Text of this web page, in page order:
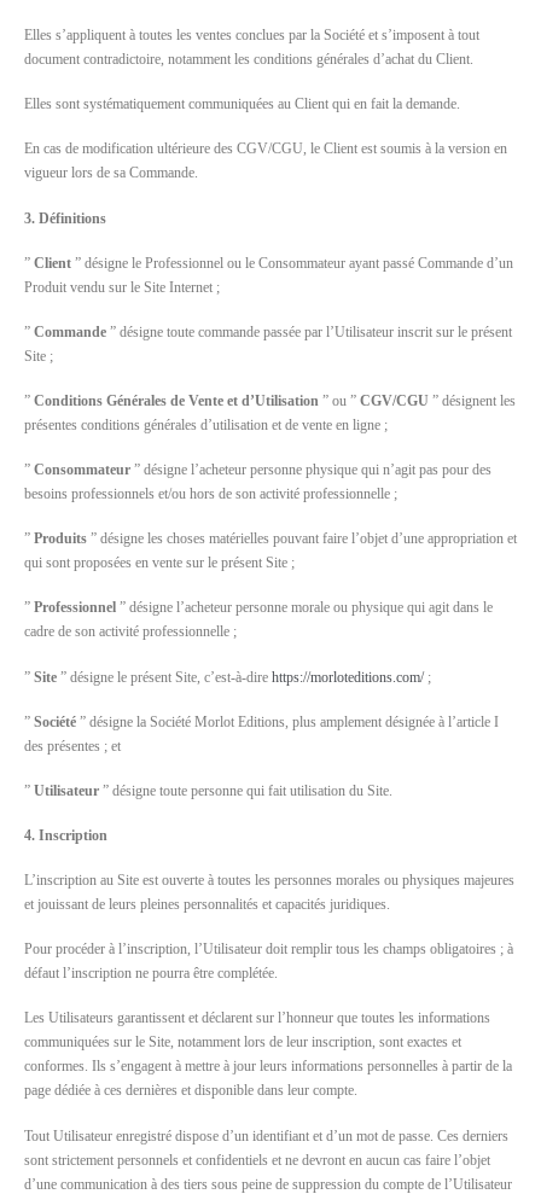
Elles s’appliquent à toutes les ventes conclues par la Société et s’imposent à tout
document contradictoire, notamment les conditions générales d’achat du Client.
Elles sont systématiquement communiquées au Client qui en fait la demande.
En cas de modification ultérieure des CGV/CGU, le Client est soumis à la version en
vigueur lors de sa Commande.
3. Définitions
” Client ” désigne le Professionnel ou le Consommateur ayant passé Commande d’un
Produit vendu sur le Site Internet ;
” Commande ” désigne toute commande passée par l’Utilisateur inscrit sur le présent
Site ;
” Conditions Générales de Vente et d’Utilisation ” ou ” CGV/CGU ” désignent les
présentes conditions générales d’utilisation et de vente en ligne ;
” Consommateur ” désigne l’acheteur personne physique qui n’agit pas pour des
besoins professionnels et/ou hors de son activité professionnelle ;
” Produits ” désigne les choses matérielles pouvant faire l’objet d’une appropriation et
qui sont proposées en vente sur le présent Site ;
” Professionnel ” désigne l’acheteur personne morale ou physique qui agit dans le
cadre de son activité professionnelle ;
” Site ” désigne le présent Site, c’est-à-dire https://morloteditions.com/ ;
” Société ” désigne la Société Morlot Editions, plus amplement désignée à l’article I
des présentes ; et
” Utilisateur ” désigne toute personne qui fait utilisation du Site.
4. Inscription
L’inscription au Site est ouverte à toutes les personnes morales ou physiques majeures
et jouissant de leurs pleines personnalités et capacités juridiques.
Pour procéder à l’inscription, l’Utilisateur doit remplir tous les champs obligatoires ; à
défaut l’inscription ne pourra être complétée.
Les Utilisateurs garantissent et déclarent sur l’honneur que toutes les informations
communiquées sur le Site, notamment lors de leur inscription, sont exactes et
conformes. Ils s’engagent à mettre à jour leurs informations personnelles à partir de la
page dédiée à ces dernières et disponible dans leur compte.
Tout Utilisateur enregistré dispose d’un identifiant et d’un mot de passe. Ces derniers
sont strictement personnels et confidentiels et ne devront en aucun cas faire l’objet
d’une communication à des tiers sous peine de suppression du compte de l’Utilisateur